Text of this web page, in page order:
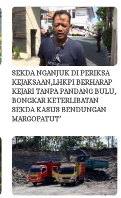
SEKDA NGANJUK DI PERIKSA
KEJAKSAAN,LHKPI BERHARAP
KEJARI TANPA PANDANG BULU,
BONGKAR KETERLIBATAN
SEKDA KASUS BENDUNGAN
MARGOPATUT’